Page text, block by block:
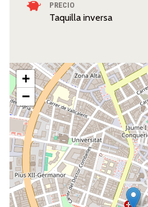
PRECIO
Taquilla inversa
+
−